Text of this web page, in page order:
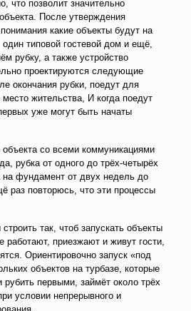
что позволит значительно
После утверждения
какие объекты будут на
типовой гостевой дом и ещё,
рубку, а также устройство
проектируются следующие
окончания рубки, поедут для
жительства, И когда поедут
уже могут быть начаты
объекта со всеми коммуникациями
рубка от одного до трёх-четырёх
фундамент от двух недель до
раз повторюсь, что эти процессы
так, чтоб запускать объекты
приезжают и живут гости,
Ориентировочно запуск «под
объектов на турбазе, которые
рубить первыми, займёт около трёх
условии непрерывного и